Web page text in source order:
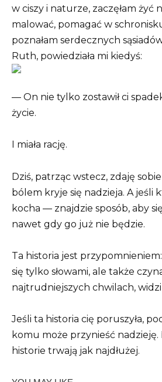
w ciszy i naturze, zaczęłam żyć
malować, pomagać w
poznałam serdecznych
Ruth, powiedziała mi kiedyś:
— On nie tylko zostawił ci
życie.
I miała rację.
Dziś, patrząc wstecz, zdaję
bólem kryje się nadzieja. A jeśli
kocha — znajdzie sposób, aby
nawet gdy go już nie będzie.
Ta historia jest
się tylko słowami, ale także
najtrudniejszych chwilach,
Jeśli ta historia cię poruszyła,
komu może przynieść
historie trwają jak najdłużej.